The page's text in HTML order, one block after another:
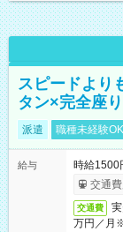
スピードより
タン×完全座り
派遣 職種未経験OK
給与
時給1500
交通
交通費
万円／月